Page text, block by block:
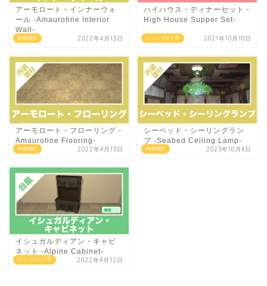
内装建材
アーモロート・インナーウォ
ール -Amaurotine Interior
Wall-
2022年4月13日 イシュガルド系
ハイハウス・ディナーセット -
High House Supper Set-
2021年10月10日
内装建材
アーモロート・フローリング -
Amaurotine Flooring-
2022年4月13日 内装建材
シーベッド・シーリングラン
プ -Seabed Ceiling Lamp-
2023年10月4日
イシュガルド系
イシュガルディアン・キャビ
ネット -Alpine Cabinet-
2022年4月12日